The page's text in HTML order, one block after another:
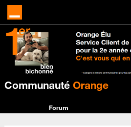
Communauté Orange
Forum